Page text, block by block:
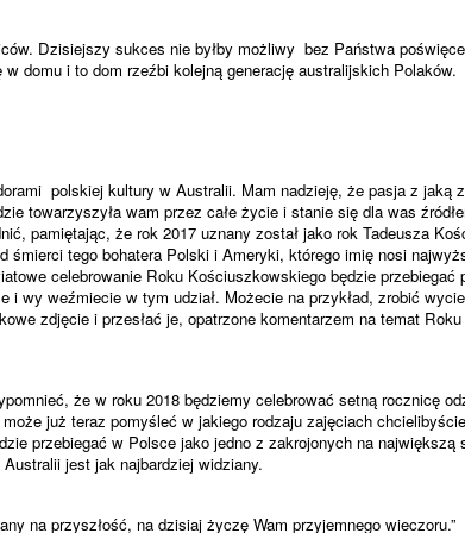
Dzisiejszy sukces nie byłby możliwy bez Państwa
domu i to dom rzeźbi kolejną generację australijskich Polaków.
polskiej kultury w Australii. Mam nadzieję, że pasja z jaką
towarzyszyła wam przez całe życie i stanie się dla was
pamiętając, że rok 2017 uznany został jako rok Tadeusza
śmierci tego bohatera Polski i Ameryki, którego imię nosi
celebrowanie Roku Kościuszkowskiego będzie przebiegać
i wy weźmiecie w tym udział. Możecie na przykład, zrobić
zdjęcie i przesłać je, opatrzone komentarzem na temat
że w roku 2018 będziemy celebrować setną rocznicę
może już teraz pomyśleć w jakiego rodzaju zajęciach
przebiegać w Polsce jako jedno z zakrojonych na największą
jest jak najbardziej widziany.
na przyszłość, na dzisiaj życzę Wam przyjemnego wieczoru.”